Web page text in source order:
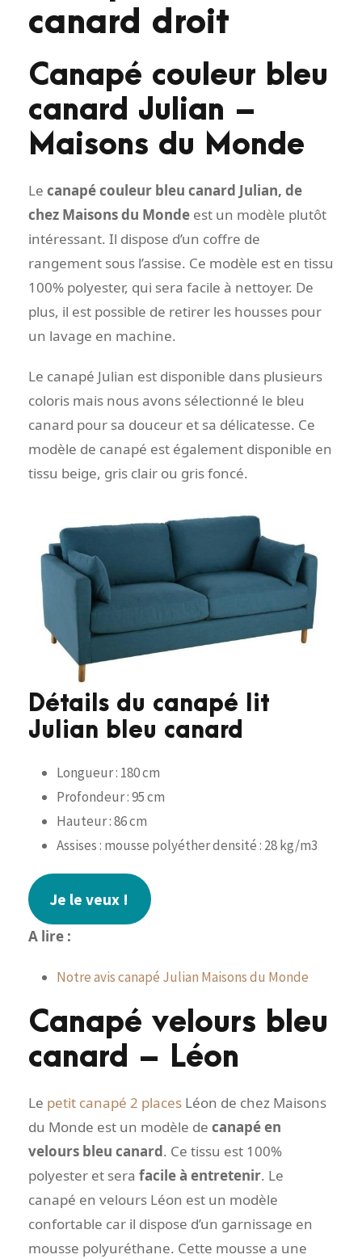
canard droit
Canapé couleur bleu
canard Julian –
Maisons du Monde
Le canapé couleur bleu canard Julian, de
chez Maisons du Monde est un modèle plutôt
intéressant. Il dispose d’un coffre de
rangement sous l’assise. Ce modèle est en tissu
100% polyester, qui sera facile à nettoyer. De
plus, il est possible de retirer les housses pour
un lavage en machine.
Le canapé Julian est disponible dans plusieurs
coloris mais nous avons sélectionné le bleu
canard pour sa douceur et sa délicatesse. Ce
modèle de canapé est également disponible en
tissu beige, gris clair ou gris foncé.
Détails du canapé lit
Julian bleu canard
Longueur : 180 cm
Profondeur : 95 cm
Hauteur : 86 cm
Assises : mousse polyéther densité : 28 kg/m3
Je le veux !
A lire :
Notre avis canapé Julian Maisons du Monde
Canapé velours bleu
canard – Léon
Le petit canapé 2 places Léon de chez Maisons
du Monde est un modèle de canapé en
velours bleu canard. Ce tissu est 100%
polyester et sera facile à entretenir. Le
canapé en velours Léon est un modèle
confortable car il dispose d’un garnissage en
mousse polyuréthane. Cette mousse a une